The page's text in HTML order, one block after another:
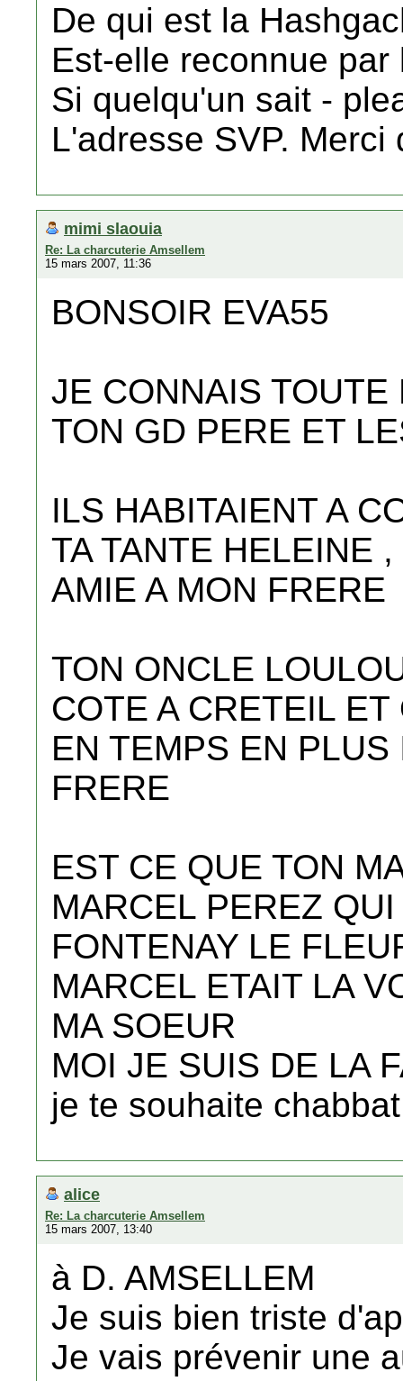
De qui est la
Est-elle reconnue
Si quelqu'un sait -
L'adresse SVP. Merci
mimi slaouia
Re: La charcuterie Amsellem
15 mars 2007, 11:36
BONSOIR EVA55
JE CONNAIS TOUTE
TON GD PERE ET
ILS HABITAIENT A
TA TANTE HELEINE
AMIE A MON FRERE
TON ONCLE
COTE A CRETEIL
EN TEMPS EN PLUS
FRERE
EST CE QUE TON
MARCEL PEREZ
FONTENAY LE
MARCEL ETAIT LA
MA SOEUR
MOI JE SUIS DE LA
je te souhaite
alice
Re: La charcuterie Amsellem
15 mars 2007, 13:40
à D. AMSELLEM
Je suis bien triste
Je vais prévenir une